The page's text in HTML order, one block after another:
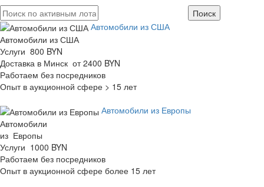
Автомобили из США
Автомобили из США
Услуги 800 BYN
Доставка в Минск от 2400 BYN
Работаем без посредников
Опыт в аукционной сфере > 15 лет
Автомобили из Европы
Автомобили
из Европы
Услуги 1000 BYN
Работаем без посредников
Опыт в аукционной сфере более 15 лет